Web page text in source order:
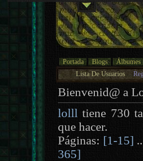
Portada Blogs Álbumes
Lista De Usuarios
Bienvenid@ a
lolll tiene 730
que hacer.
Páginas: [1-15]
365]